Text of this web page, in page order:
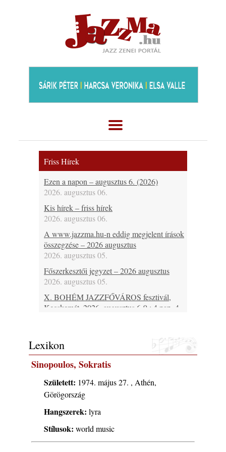
Friss Hírek
Ezen a napon – augusztus 6. (2026)
2026. augusztus 06.
Kis hírek – friss hírek
2026. augusztus 06.
A www.jazzma.hu-n eddig megjelent írások
összegzése – 2026 augusztus
2026. augusztus 05.
Főszerkesztői jegyzet – 2026 augusztus
2026. augusztus 05.
X. BOHÉM JAZZFŐVÁROS fesztivál,
Kecskemét, 2026. augusztus 6-9.: 4 nap, 4
2026. augusztus 05.
Magyar Jazz ABC – 541. rész: Juhász
Márton
Jazz-rock albumok 1983-ból - John Scofield
„Out like a Light”
2026. augusztus 05.
Jazz-rock albumok 1982-ből - John Scofield
„Shinola”
Lexikon
Sinopoulos, Sokratis
Született: 1974. május 27. , Athén,
Görögország
Hangszerek: lyra
Stílusok: world music